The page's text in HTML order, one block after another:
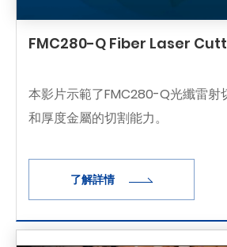
FMC280-Q Fiber Laser
本影片示範了FMC280-Q光纖雷射
和厚度金屬的切割能力。
了解詳情